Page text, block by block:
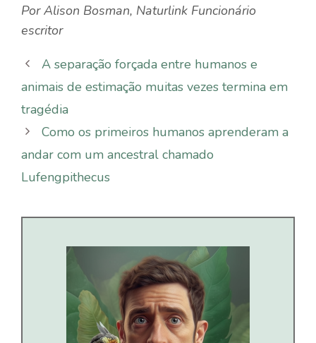
PorAlison Bosman, Naturlink Funcionário
escritor
A separação forçada entre humanos e
animais de estimação muitas vezes termina em
tragédia
Como os primeiros humanos aprenderam a
andar com um ancestral chamado
Lufengpithecus